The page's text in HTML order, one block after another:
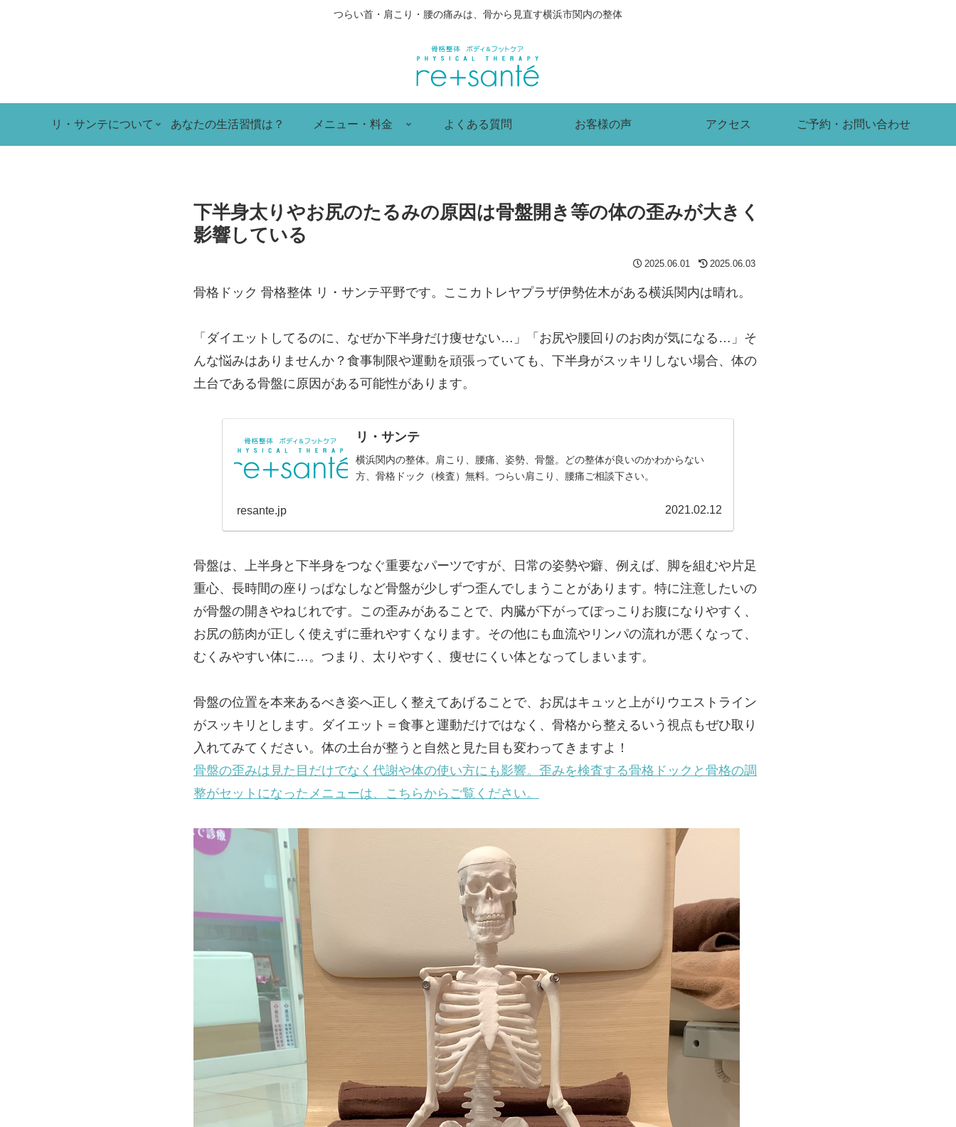
つらい首・肩こり・腰の痛みは、骨から見直す横浜市関内の整体
リ・サンテについて あなたの生活習慣は？ メニュー・料金 よくある質問 お客様の声 アクセス ご予約・お問い合わせ
下半身太りやお尻のたるみの原因は骨盤開き等の体の歪みが大きく
影響している
2025.06.01 2025.06.03
骨格ドック 骨格整体 リ・サンテ平野です。ここカトレヤプラザ伊勢佐木がある横浜関内は晴れ。
「ダイエットしてるのに、なぜか下半身だけ痩せない…」「お尻や腰回りのお肉が気になる…」そ
んな悩みはありませんか？食事制限や運動を頑張っていても、下半身がスッキリしない場合、体の
土台である骨盤に原因がある可能性があります。
リ・サンテ
横浜関内の整体。肩こり、腰痛、姿勢、骨盤。どの整体が良いのかわからない
方、骨格ドック（検査）無料。つらい肩こり、腰痛ご相談下さい。
resante.jp 2021.02.12
骨盤は、上半身と下半身をつなぐ重要なパーツですが、日常の姿勢や癖、例えば、脚を組むや片足
重心、長時間の座りっぱなしなど骨盤が少しずつ歪んでしまうことがあります。特に注意したいの
が骨盤の開きやねじれです。この歪みがあることで、内臓が下がってぽっこりお腹になりやすく、
お尻の筋肉が正しく使えずに垂れやすくなります。その他にも血流やリンパの流れが悪くなって、
むくみやすい体に…。つまり、太りやすく、痩せにくい体となってしまいます。
骨盤の位置を本来あるべき姿へ正しく整えてあげることで、お尻はキュッと上がりウエストライン
がスッキリとします。ダイエット＝食事と運動だけではなく、骨格から整えるいう視点もぜひ取り
入れてみてください。体の土台が整うと自然と見た目も変わってきますよ！
骨盤の歪みは見た目だけでなく代謝や体の使い方にも影響。歪みを検査する骨格ドックと骨格の調
整がセットになったメニューは、こちらからご覧ください。